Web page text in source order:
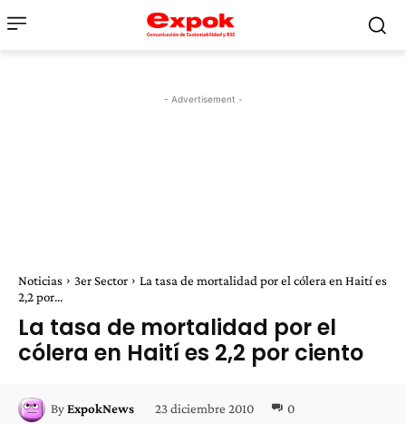
- Advertisement -
Noticias 3er Sector
La tasa de mortalidad por el cólera en Haití es
2,2 por...
La tasa de mortalidad por el
cólera en Haití es 2,2 por ciento
ByExpokNews 23 diciembre 2010 0